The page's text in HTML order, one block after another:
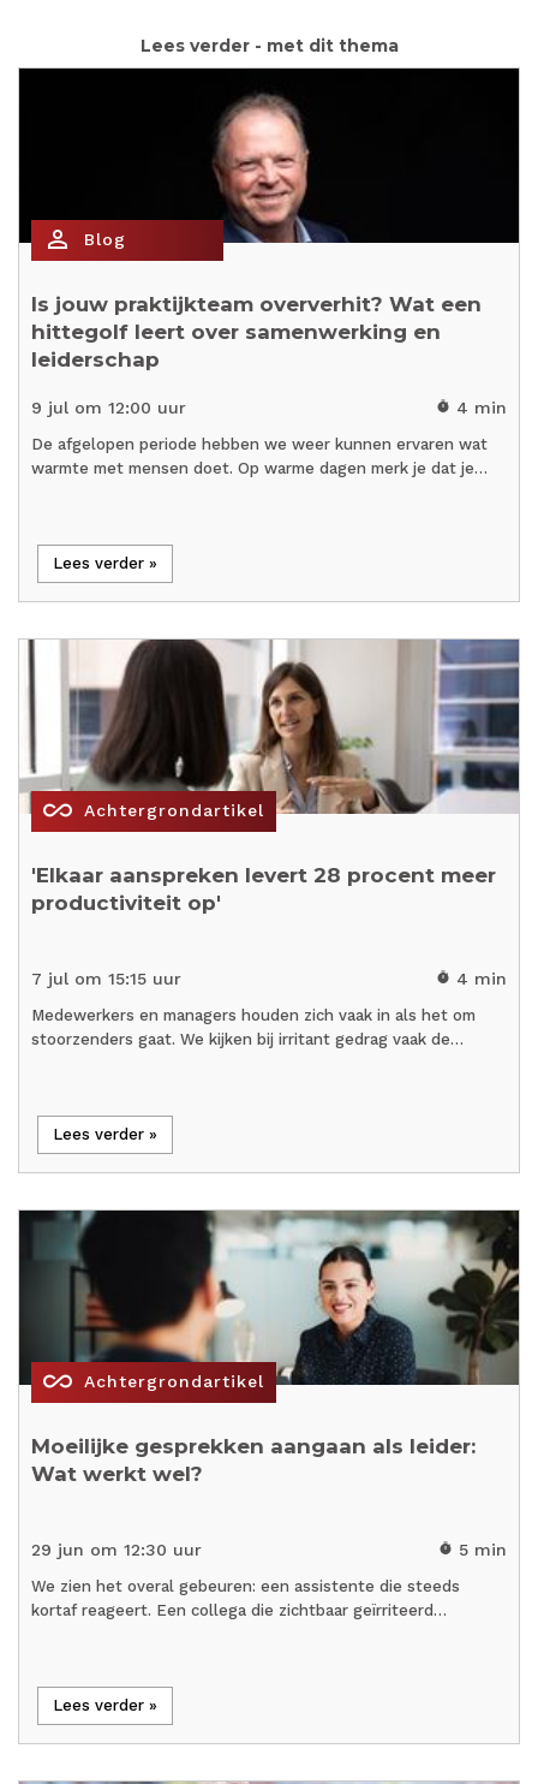
Lees verder - met dit thema
person_outline Blog
Is jouw praktijkteam oververhit? Wat een
hittegolf leert over samenwerking en
leiderschap
9 jul om 12:00 uur timer 4 min
De afgelopen periode hebben we weer kunnen ervaren wat
warmte met mensen doet. Op warme dagen merk je dat je…
Lees verder »
all_inclusive Achtergrondartikel
'Elkaar aanspreken levert 28 procent meer
productiviteit op'
7 jul om 15:15 uur timer 4 min
Medewerkers en managers houden zich vaak in als het om
stoorzenders gaat. We kijken bij irritant gedrag vaak de…
Lees verder »
all_inclusive Achtergrondartikel
Moeilijke gesprekken aangaan als leider:
Wat werkt wel?
29 jun om 12:30 uur timer 5 min
We zien het overal gebeuren: een assistente die steeds
kortaf reageert. Een collega die zichtbaar geïrriteerd…
Lees verder »